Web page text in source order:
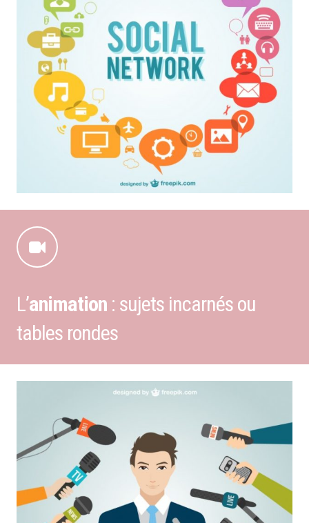
L’animation : sujets incarnés ou
tables rondes